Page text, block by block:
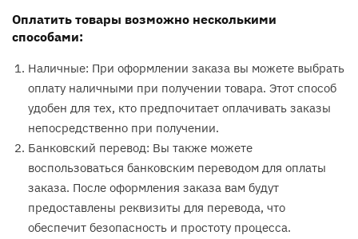
Оплатить товары возможно несколькими
способами:
Наличные: При оформлении заказа вы можете выбрать
оплату наличными при получении товара. Этот способ
удобен для тех, кто предпочитает оплачивать заказы
непосредственно при получении.
Банковский перевод: Вы также можете
воспользоваться банковским переводом для оплаты
заказа. После оформления заказа вам будут
предоставлены реквизиты для перевода, что
обеспечит безопасность и простоту процесса.